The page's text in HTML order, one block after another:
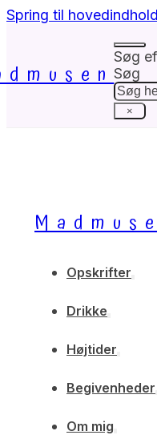
Spring til hovedindhold
Søg
Søg
×
Opskrifter
Drikke
Højtider
Begivenheder
Om mig